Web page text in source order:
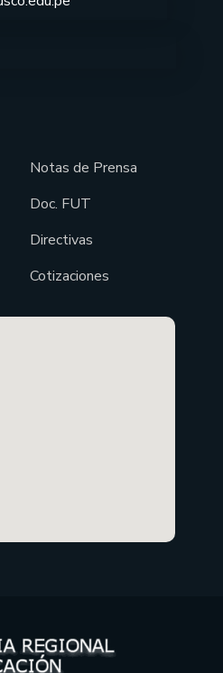
Notas de Prensa
Doc. FUT
Directivas
Cotizaciones